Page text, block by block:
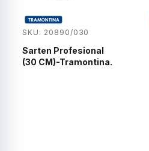
SKU: 20890/030
Sarten Profesional
(30 CM)-Tramontina.